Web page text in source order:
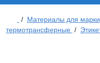
/ Материалы для
термотрансферные /